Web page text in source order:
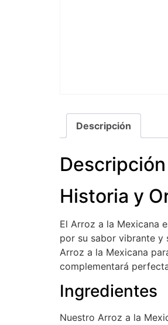
Descripción
Descripción
Historia y
El Arroz a la Mexicana
por su sabor vibrante y
Arroz a la Mexicana
complementará
Ingredientes
Nuestro Arroz a la